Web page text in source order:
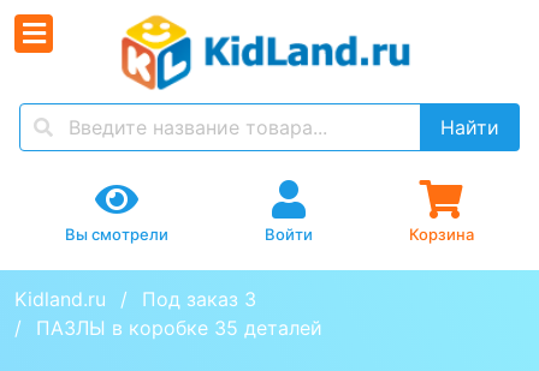
Найти
Вы смотрели Войти Корзина
Kidland.ru
Под заказ 3
ПАЗЛЫ в коробке 35 деталей